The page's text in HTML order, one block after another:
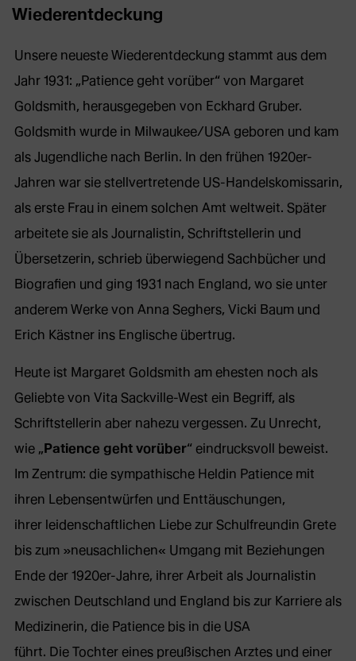
Wiederentdeckung
Unsere neueste Wiederentdeckung stammt aus dem
Jahr 1931: „Patience geht vorüber“ von Margaret
Goldsmith, herausgegeben von Eckhard Gruber.
Goldsmith wurde in Milwaukee/USA geboren und kam
als Jugendliche nach Berlin. In den frühen 1920er-
Jahren war sie stellvertretende US-Handelskomissarin,
als erste Frau in einem solchen Amt weltweit. Später
arbeitete sie als Journalistin, Schriftstellerin und
Übersetzerin, schrieb überwiegend Sachbücher und
Biografien und ging 1931 nach England, wo sie unter
anderem Werke von Anna Seghers, Vicki Baum und
Erich Kästner ins Englische übertrug.
Heute ist Margaret Goldsmith am ehesten noch als
Geliebte von Vita Sackville-West ein Begriff, als
Schriftstellerin aber nahezu vergessen. Zu Unrecht,
wie „ Patience geht vorüber“ eindrucksvoll beweist.
Im Zentrum: die sympathische Heldin Patience mit
ihren Lebensentwürfen und Enttäuschungen,
ihrer leidenschaftlichen Liebe zur Schulfreundin Grete
bis zum »neusachlichen« Umgang mit Beziehungen
Ende der 1920er-Jahre, ihrer Arbeit als Journalistin
zwischen Deutschland und England bis zur Karriere als
Medizinerin, die Patience bis in die USA
führt. Die Tochter eines preußischen Arztes und einer